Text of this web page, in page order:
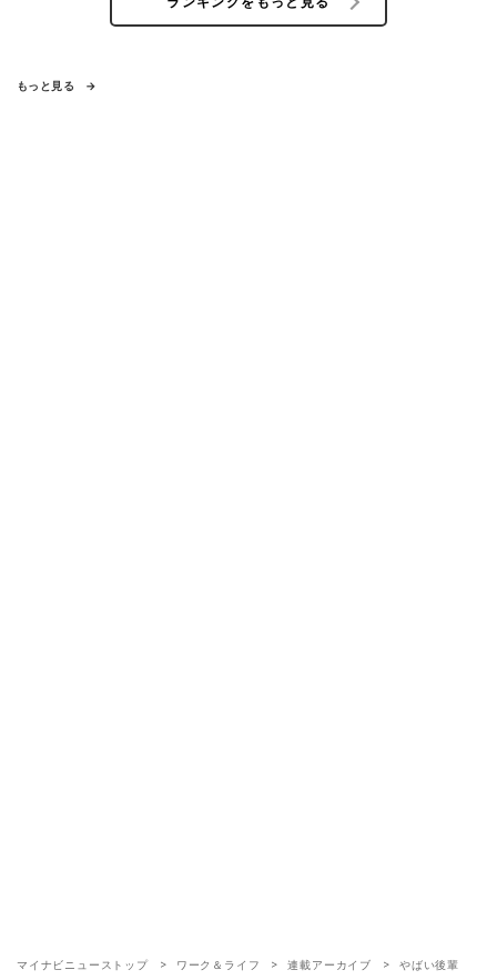
もっと見る
マイナビニューストップ ワーク＆ライフ 連載アーカイブ やばい後輩